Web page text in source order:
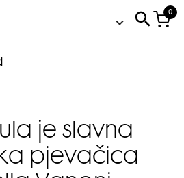
0
je slavna
pjevačica